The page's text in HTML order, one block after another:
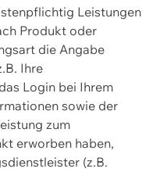
Leistungen
Produkt oder
die Angabe
Ihre
Login bei Ihrem
sowie der
zum
erworben haben,
(z.B.